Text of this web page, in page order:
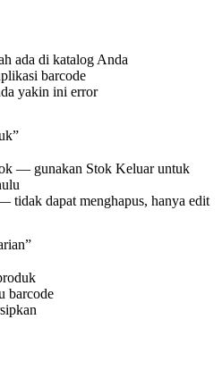
ada di katalog Anda
barcode
yakin ini error
— gunakan Stok Keluar untuk
tidak dapat menghapus, hanya edit
barcode